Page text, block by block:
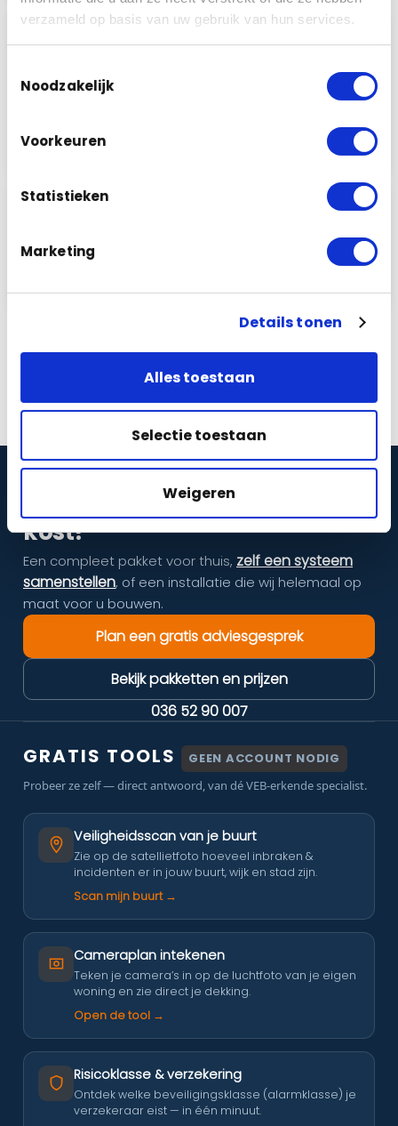
verzameld op basis van uw gebruik van hun services.
Noodzakelijk
Voorkeuren
Statistieken
Marketing
Details tonen
Alles toestaan
Selectie toestaan
Weigeren
3 Montage camera’s
eigen monteurs vakkundig worden
Lees meer
4
Pas als u tevreden bent zijn wij voldaan!
Wij zullen er dus ook alles aan doen…
Stel nu jouw pakket samen
Weten wat beveiliging bij u
kost?
Een compleet pakket voor thuis, zelf een systeem
samenstellen, of een installatie die wij helemaal op
maat voor u bouwen.
Plan een gratis adviesgesprek
Bekijk pakketten en prijzen
036 52 90 007
GRATIS TOOLS GEEN ACCOUNT NODIG
Probeer ze zelf — direct antwoord, van dé VEB-erkende specialist.
Veiligheidsscan van je buurt
Zie op de satellietfoto hoeveel inbraken &
incidenten er in jouw buurt, wijk en stad zijn.
Scan mijn buurt →
Cameraplan intekenen
Teken je camera’s in op de luchtfoto van je eigen
woning en zie direct je dekking.
Open de tool →
Risicoklasse & verzekering
Ontdek welke beveiligingsklasse (alarmklasse) je
verzekeraar eist — in één minuut.